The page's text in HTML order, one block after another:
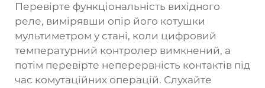
Перевірте функціональність вихідного
реле, вимірявши опір його котушки
мультиметром у стані, коли цифровий
температурний контролер вимкнений, а
потім перевірте неперервність контактів під
час комутаційних операцій. Слухайте